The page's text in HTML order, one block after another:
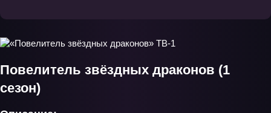
Повелитель звёздных драконов (1
сезон)